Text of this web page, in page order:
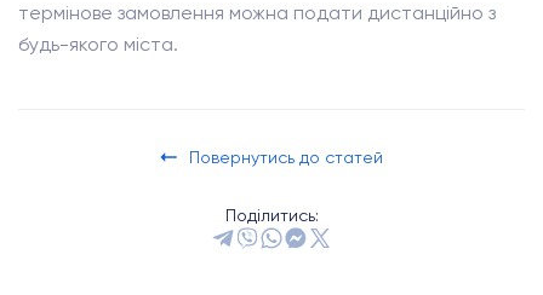
термінове замовлення можна подати дистанційно з
будь-якого міста.
Повернутись до статей
Поділитись: